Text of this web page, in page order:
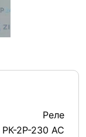
Реле
РК-2Р-230 АС